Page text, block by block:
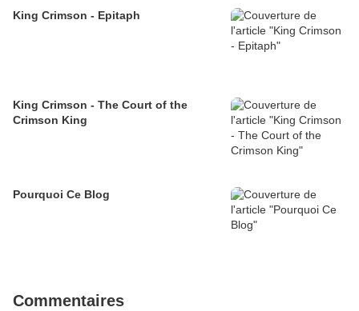
King Crimson - Epitaph
King Crimson - The Court of the
Crimson King
Pourquoi Ce Blog
Commentaires